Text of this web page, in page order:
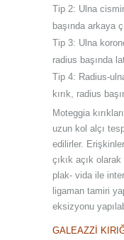
Tip 2: Ulna
başında arkaya
Tip 3: Ulna
radius başında
Tip 4: Radius-
kırık, radius
Moteggia
uzun kol alçı
edilirler.
çıkık açık
plak- vida ile
ligaman tamiri
eksizyonu
GALEAZZİ